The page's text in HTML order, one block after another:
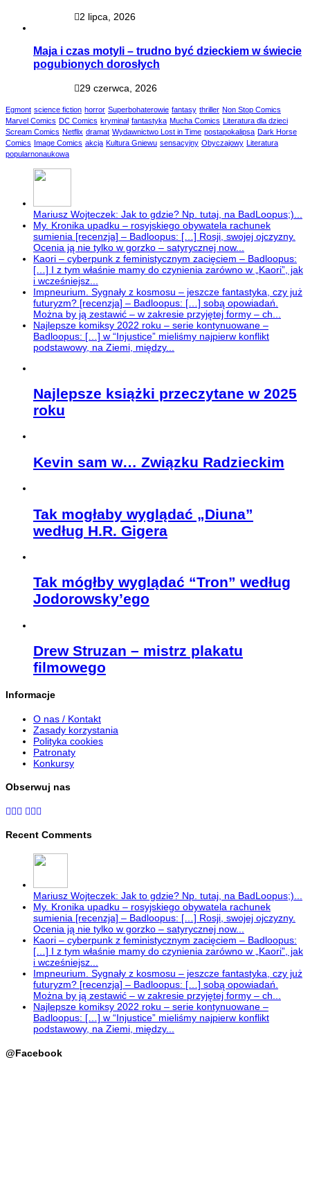
2 lipca, 2026
Maja i czas motyli – trudno być dzieckiem w świecie
pogubionych dorosłych
29 czerwca, 2026
Egmont science fiction horror Superbohaterowie fantasy thriller Non Stop Comics
Marvel Comics DC Comics kryminał fantastyka Mucha Comics Literatura dla dzieci
Scream Comics Netflix dramat Wydawnictwo Lost in Time postapokalipsa Dark Horse
Comics Image Comics akcja Kultura Gniewu sensacyjny Obyczajowy Literatura
popularnonaukowa
Mariusz Wojteczek: Jak to gdzie? Np. tutaj, na BadLoopus;)...
My. Kronika upadku – rosyjskiego obywatela rachunek
sumienia [recenzja] – Badloopus: […] Rosji, swojej ojczyzny.
Ocenia ją nie tylko w gorzko – satyrycznej now...
Kaori – cyberpunk z feministycznym zacięciem – Badloopus:
[…] I z tym właśnie mamy do czynienia zarówno w „Kaori”, jak
i wcześniejsz...
Impneurium. Sygnały z kosmosu – jeszcze fantastyka, czy już
futuryzm? [recenzja] – Badloopus: […] sobą opowiadań.
Można by ją zestawić – w zakresie przyjętej formy – ch...
Najlepsze komiksy 2022 roku – serie kontynuowane –
Badloopus: […] w “Injustice” mieliśmy najpierw konflikt
podstawowy, na Ziemi, między...
Najlepsze książki przeczytane w 2025
roku
Kevin sam w… Związku Radzieckim
Tak mogłaby wyglądać „Diuna”
według H.R. Gigera
Tak mógłby wyglądać “Tron” według
Jodorowsky’ego
Drew Struzan – mistrz plakatu
filmowego
Informacje
O nas / Kontakt
Zasady korzystania
Polityka cookies
Patronaty
Konkursy
Obserwuj nas
Recent Comments
Mariusz Wojteczek: Jak to gdzie? Np. tutaj, na BadLoopus;)...
My. Kronika upadku – rosyjskiego obywatela rachunek
sumienia [recenzja] – Badloopus: […] Rosji, swojej ojczyzny.
Ocenia ją nie tylko w gorzko – satyrycznej now...
Kaori – cyberpunk z feministycznym zacięciem – Badloopus:
[…] I z tym właśnie mamy do czynienia zarówno w „Kaori”, jak
i wcześniejsz...
Impneurium. Sygnały z kosmosu – jeszcze fantastyka, czy już
futuryzm? [recenzja] – Badloopus: […] sobą opowiadań.
Można by ją zestawić – w zakresie przyjętej formy – ch...
Najlepsze komiksy 2022 roku – serie kontynuowane –
Badloopus: […] w “Injustice” mieliśmy najpierw konflikt
podstawowy, na Ziemi, między...
@Facebook